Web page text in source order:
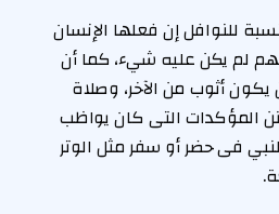
للنوافل إن فعلها الإنسان
لم يكن عليه شيء، كما أن
أثوب من الآخر، وصلاة
المؤكدات التى كان يواظب
فى حضر أو سفر مثل الوتر